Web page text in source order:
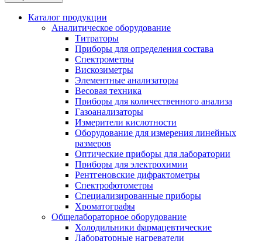
Каталог продукции
Аналитическое оборудование
Титраторы
Приборы для определения состава
Спектрометры
Вискозиметры
Элементные анализаторы
Весовая техника
Приборы для количественного анализа
Газоанализаторы
Измерители кислотности
Оборудование для измерения линейных
размеров
Оптические приборы для лаборатории
Приборы для электрохимии
Рентгеновские дифрактометры
Спектрофотометры
Специализированные приборы
Хроматографы
Общелабораторное оборудование
Холодильники фармацевтические
Лабораторные нагреватели